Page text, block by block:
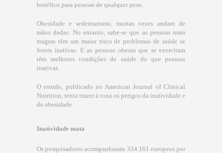
benéfico para pessoas de qualquer peso.
Obesidade e sedentarismo, muitas vezes andam de
mãos dadas. No entanto, sabe-se que as pessoas mais
magras têm um maior risco de problemas de saúde se
forem inativas. E as pessoas obesas que se exercitam
têm melhores condições de saúde do que pessoas
inativas.
O estudo, publicado no American Journal of Clinical
Nutrition, tenta trazer à tona os perigos da inatividade e
da obesidade.
Inatividade mata
Os pesquisadores acompanharam 334.161 europeus por